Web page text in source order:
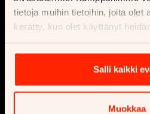
tietoja muihin tietoihin, joita olet
kerätty, kun olet käyttänyt
Salli kaikki
Muokkaa
Yritys
Ota yhteyttä
Tilaa uutiskirje